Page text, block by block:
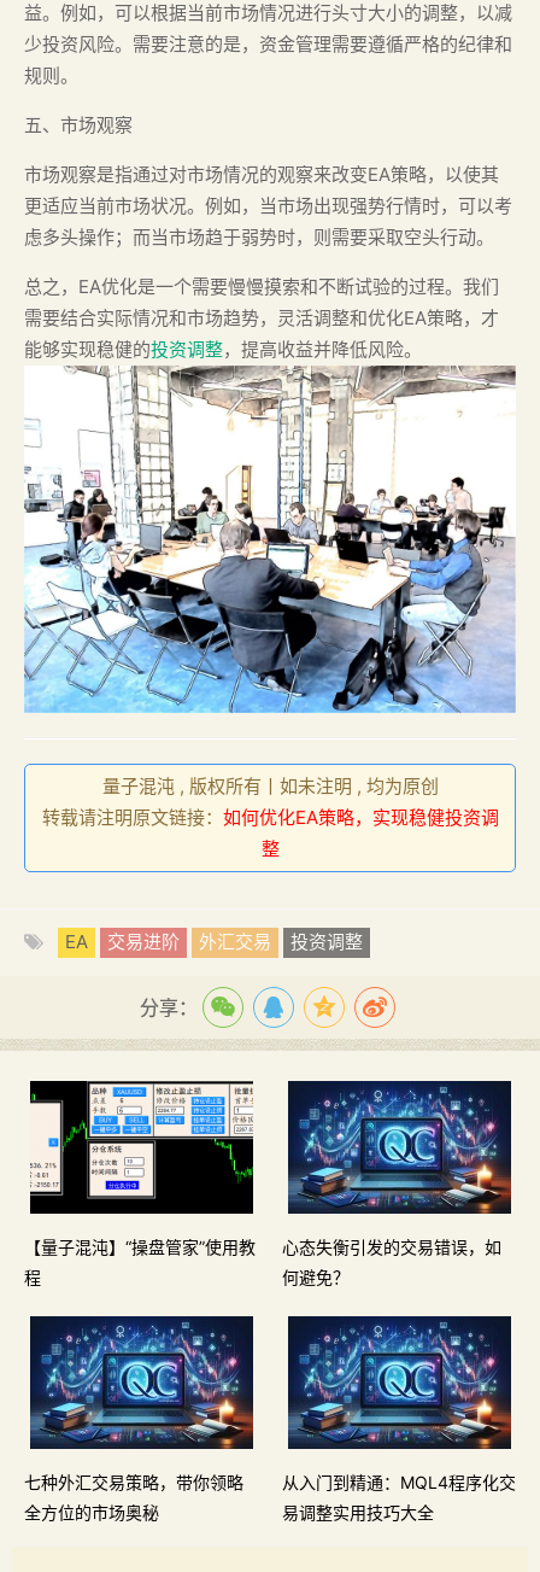
益。例如，可以根据当前市场情况进行头寸大小的调整，以减
少投资风险。需要注意的是，资金管理需要遵循严格的纪律和
规则。
五、市场观察
市场观察是指通过对市场情况的观察来改变EA策略，以使其
更适应当前市场状况。例如，当市场出现强势行情时，可以考
虑多头操作；而当市场趋于弱势时，则需要采取空头行动。
总之，EA优化是一个需要慢慢摸索和不断试验的过程。我们
需要结合实际情况和市场趋势，灵活调整和优化EA策略，才
能够实现稳健的投资调整，提高收益并降低风险。
量子混沌 , 版权所有丨如未注明 , 均为原创
转载请注明原文链接： 如何优化EA策略，实现稳健投资调
整
EA 交易进阶 外汇交易 投资调整
分享：
【量子混沌】“操盘管家”使用教
程
心态失衡引发的交易错误，如
何避免？
七种外汇交易策略，带你领略
全方位的市场奥秘
从入门到精通：MQL4程序化交
易调整实用技巧大全